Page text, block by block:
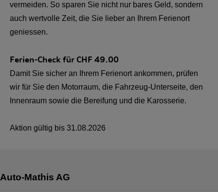
vermeiden. So sparen Sie nicht nur bares Geld, sondern
auch wertvolle Zeit, die Sie lieber an Ihrem Ferienort
geniessen.
Ferien-Check für CHF 49.00
Damit Sie sicher an Ihrem Ferienort ankommen, prüfen
wir für Sie den Motorraum, die Fahrzeug-Unterseite, den
Innenraum sowie die Bereifung und die Karosserie.
Aktion gültig bis 31.08.2026